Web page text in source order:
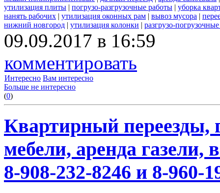
утилизация плиты | погрузо-разгрузочные работы | уборка
нанять рабочих | утилизация оконных рам | вывоз мусора |
нижний новгород | утилизация колонки | разгрузо-
09.09.2017 в 16:59
комментировать
Интересно Вам интересно
Больше не интересно
(0)
Квартирный переезды,
мебели, аренда газели,
8-908-232-8246 и 8-960-